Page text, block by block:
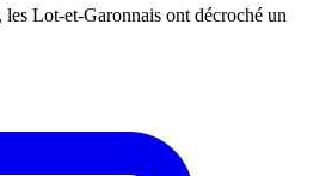
les Lot-et-Garonnais ont décroché un